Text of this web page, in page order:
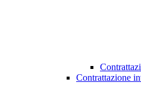
Contrattazione